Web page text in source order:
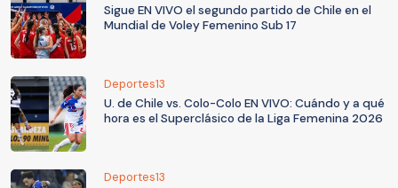
Sigue EN VIVO el segundo partido de Chile en el
Mundial de Voley Femenino Sub 17
Deportes13
U. de Chile vs. Colo-Colo EN VIVO: Cuándo y a qué
hora es el Superclásico de la Liga Femenina 2026
Deportes13